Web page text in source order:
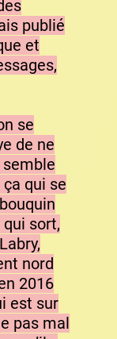
publié
et
se
de ne
ça qui se
sort,
nord
2016
est sur
pas mal